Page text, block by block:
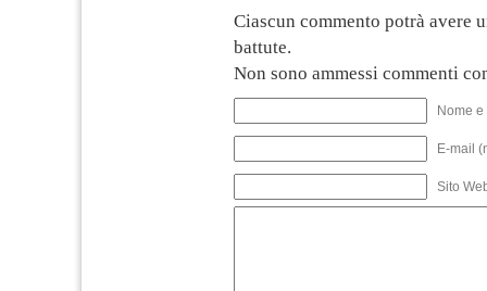
Ciascun commento potrà avere
battute.
Non sono ammessi commenti
Nome
E-mail
Sito